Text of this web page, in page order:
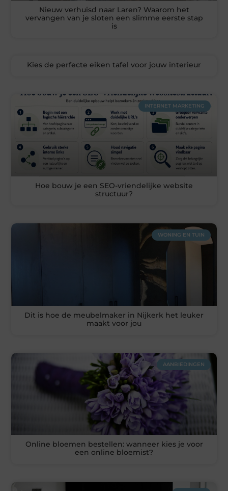
Nieuw verhuisd naar Laren? Waarom het
vervangen van je sloten een slimme eerste stap
is
Kies de perfecte eiken tafel voor jouw interieur
INTERNET MARKETING
Hoe bouw je een SEO-vriendelijke website
structuur?
WONING EN TUIN
Dit is hoe de meubelmaker in Nijkerk het leuker
maakt voor jou
AANBIEDINGEN
Online bloemen bestellen: wanneer kies je voor
een online bloemist?